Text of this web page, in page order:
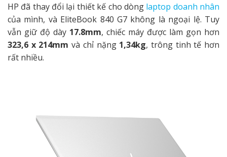
HP đã thay đổi lại thiết kế cho dòng laptop doanh nhân
của mình, và EliteBook 840 G7 không là ngoại lệ. Tuy
vẫn giữ độ dày 17.8mm, chiếc máy được làm gọn hơn
323,6 x 214mm và chỉ nặng 1,34kg, trông tinh tế hơn
rất nhiều.